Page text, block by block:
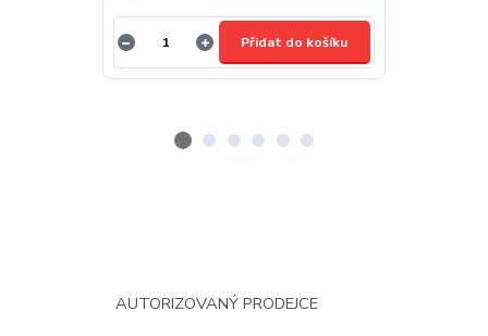
Přidat do košíku
AUTORIZOVANÝ PRODEJCE